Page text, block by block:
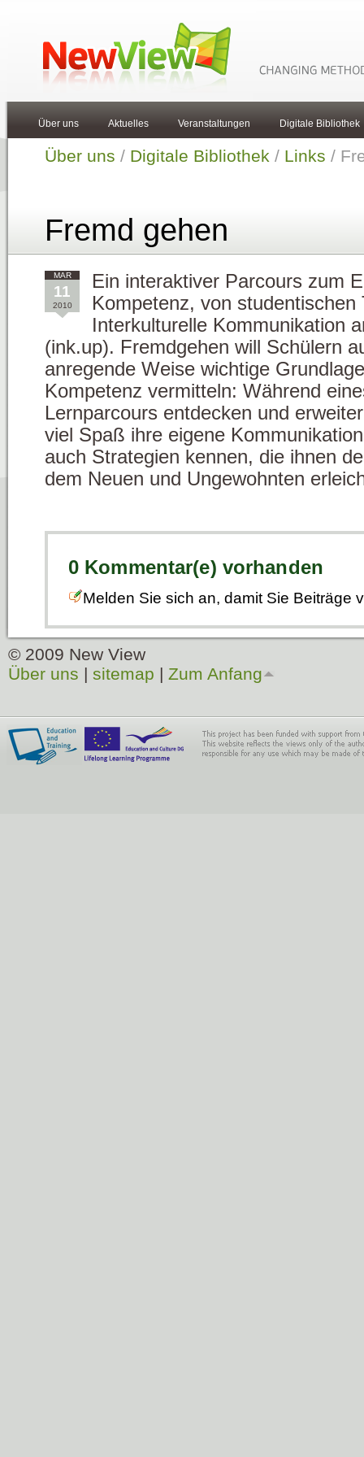
Über uns Aktuelles Veranstaltungen Digitale Bibliothek
Über uns / Digitale Bibliothek / Links /
Fremd gehen
MAR
11
2010
Ein interaktiver Parcours zum
Kompetenz, von
Interkulturelle Kommunikation
(ink.up). Fremdgehen will Schülern
anregende Weise wichtige
Kompetenz vermitteln: Während
Lernparcours entdecken und
viel Spaß ihre eigene
auch Strategien kennen, die ihnen
dem Neuen und Ungewohnten
0 Kommentar(e) vorhanden
Melden Sie sich an, damit Sie Beiträge
© 2009 New View
Über uns | sitemap | Zum Anfang